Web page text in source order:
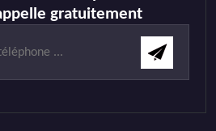
gratuitement